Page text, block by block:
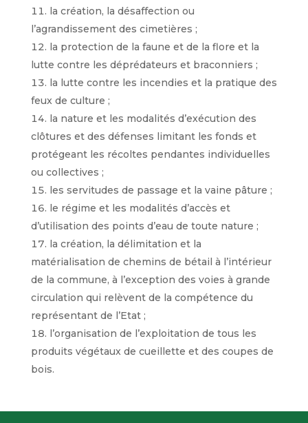
la création, la désaffection ou
l’agrandissement des cimetières ;
la protection de la faune et de la flore et la
lutte contre les déprédateurs et braconniers ;
la lutte contre les incendies et la pratique des
feux de culture ;
la nature et les modalités d’exécution des
clôtures et des défenses limitant les fonds et
protégeant les récoltes pendantes individuelles
ou collectives ;
les servitudes de passage et la vaine pâture ;
le régime et les modalités d’accès et
d’utilisation des points d’eau de toute nature ;
la création, la délimitation et la
matérialisation de chemins de bétail à l’intérieur
de la commune, à l’exception des voies à grande
circulation qui relèvent de la compétence du
représentant de l’Etat ;
l’organisation de l’exploitation de tous les
produits végétaux de cueillette et des coupes de
bois.